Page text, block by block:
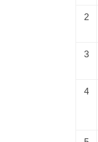
2
3
4